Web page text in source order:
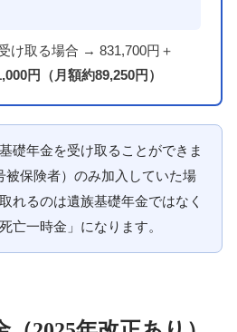
け取る場合 → 831,700円＋
円（月額約89,250円）
礎年金を受け取ることができま
被保険者）のみ加入していた場
れるのは遺族基礎年金ではなく
亡一時金」になります。